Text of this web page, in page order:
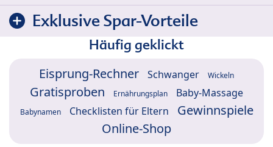
Exklusive Spar-Vorteile
Häufig geklickt
Eisprung-Rechner Schwanger Wickeln
Gratisproben Ernährungsplan Baby-Massage
Babynamen Checklisten für Eltern
Gewinnspiele
Online-Shop